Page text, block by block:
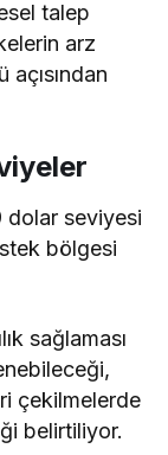
talep
arz
açısından
dolar seviyesi
bölgesi
sağlaması
çekilmelerde
belirtiliyor.